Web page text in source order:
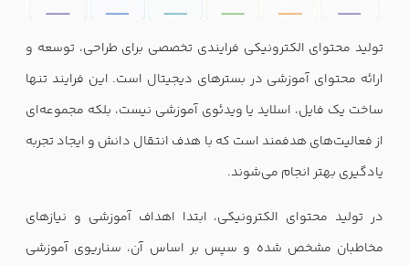
تولید محتوای الکترونیکی فرایندی تخصصی برای طراحی، توسعه و
ارائه محتوای آموزشی در بسترهای دیجیتال است. این فرایند تنها
ساخت یک فایل، اسلاید یا ویدئوی آموزشی نیست، بلکه مجموعه‌ای
از فعالیت‌های هدفمند است که با هدف انتقال دانش و ایجاد تجربه
یادگیری بهتر انجام می‌شوند.
در تولید محتوای الکترونیکی، ابتدا اهداف آموزشی و نیازهای
مخاطبان مشخص شده و سپس بر اساس آن، سناریوی آموزشی